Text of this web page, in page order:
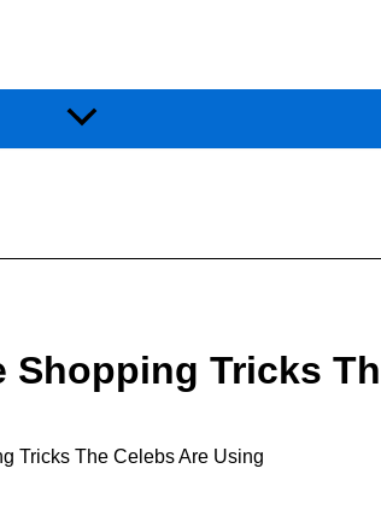
Tricks
Tricks The Celebs Are Using